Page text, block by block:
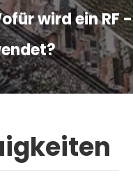
wird ein RF -